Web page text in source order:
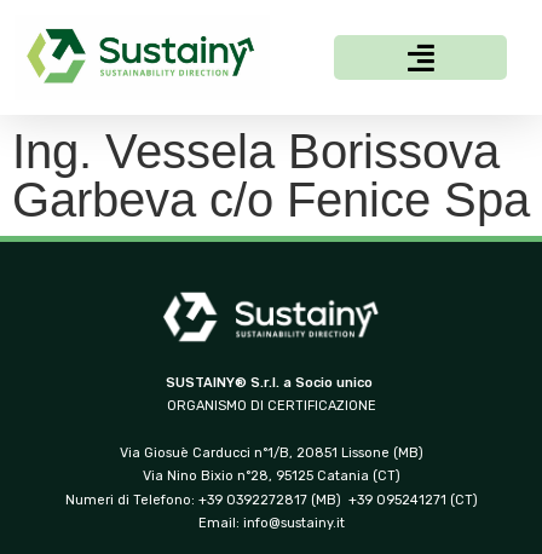
Ing. Vessela Borissova
Garbeva c/o Fenice Spa
SUSTAINY® S.r.l. a Socio unico
ORGANISMO DI CERTIFICAZIONE
Via Giosuè Carducci n°1/B, 20851 Lissone (MB)
Via Nino Bixio n°28, 95125 Catania (CT)
Numeri di Telefono: +39 0392272817 (MB) +39 095241271 (CT)
Email: info@sustainy.it